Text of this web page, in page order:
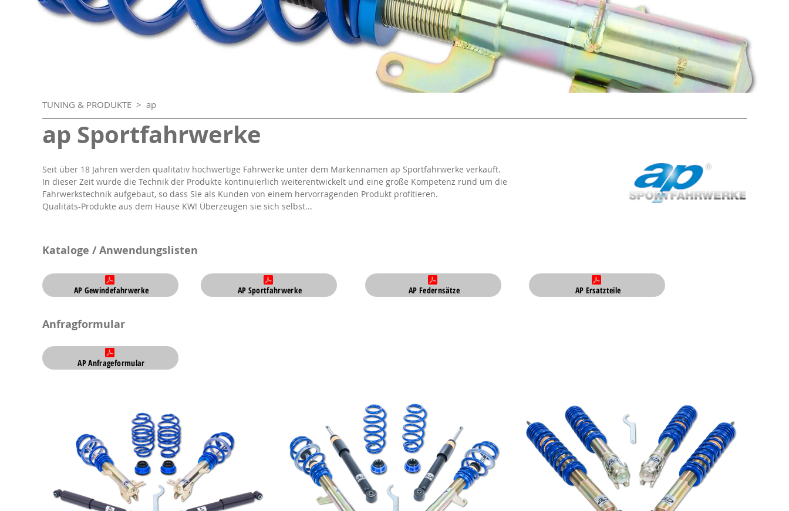
TUNING & PRODUKTE > ap
ap Sportfahrwerke
Seit über 18 Jahren werden qualitativ hochwertige Fahrwerke unter dem Markennamen ap Sportfahrwerke verkauft.
In dieser Zeit wurde die Technik der Produkte kontinuierlich weiterentwickelt und eine große Kompetenz rund um die
Fahrwerkstechnik aufgebaut, so dass Sie als Kunden von einem hervorragenden Produkt profitieren.
Qualitäts-Produkte aus dem Hause KW! Überzeugen sie sich selbst...
Kataloge / Anwendungslisten
AP Gewindefahrwerke AP Sportfahrwerke AP Federnsätze AP Ersatzteile
Anfragformular
AP Anfrageformular